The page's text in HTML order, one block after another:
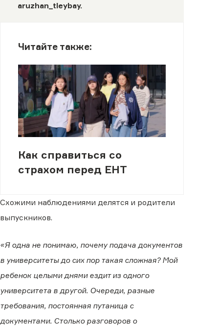
aruzhan_tleybay.
Читайте также:
Как справиться со
страхом перед ЕНТ
Схожими наблюдениями делятся и родители
выпускников.
«Я одна не понимаю, почему подача документов
в университеты до сих пор такая сложная? Мой
ребенок целыми днями ездит из одного
университета в другой. Очереди, разные
требования, постоянная путаница с
документами. Столько разговоров о